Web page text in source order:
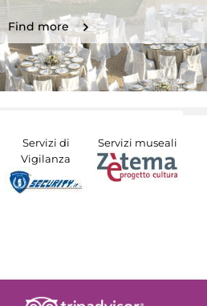
Find more
Servizi di
Vigilanza
Servizi museali